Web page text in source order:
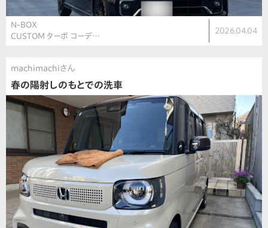
N-BOX
CUSTOM ターボ コーデ…
2026.04.04
machimachiさん
春の陽射しのもとでの洗車